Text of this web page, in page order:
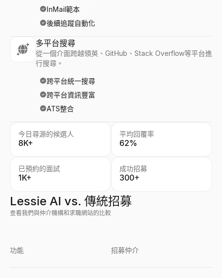
InMail範本
後續追蹤自動化
多平台搜尋
從一個介面跨越領英、GitHub、Stack Overflow等平台進
行搜尋。
跨平台統一搜尋
跨平台資訊豐富
ATS整合
今日尋源的候選人
8K+
平均回覆率
62%
已預約的面試
1K+
成功招募
300+
Lessie AI vs. 傳統招募
查看我們與仲介機構和求職網站的比較
功能 招募仲介